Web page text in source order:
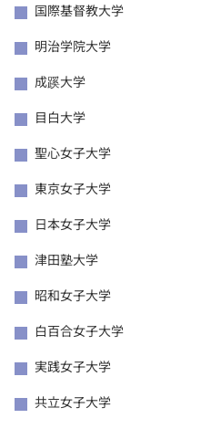
国際基督教大学
明治学院大学
成蹊大学
目白大学
聖心女子大学
東京女子大学
日本女子大学
津田塾大学
昭和女子大学
白百合女子大学
実践女子大学
共立女子大学